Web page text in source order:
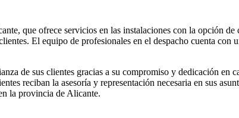
que ofrece servicios en las instalaciones con la opción
El equipo de profesionales en el despacho cuenta con
de sus clientes gracias a su compromiso y dedicación en
reciban la asesoría y representación necesaria en sus
la provincia de Alicante.